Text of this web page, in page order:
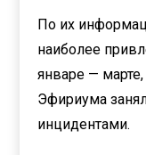
По их
наиболее
январе —
Эфириума
инцидентами.